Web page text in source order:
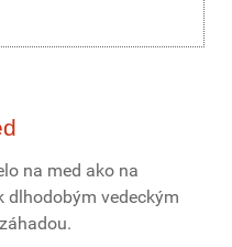
na med ako na
dlhodobým vedeckým